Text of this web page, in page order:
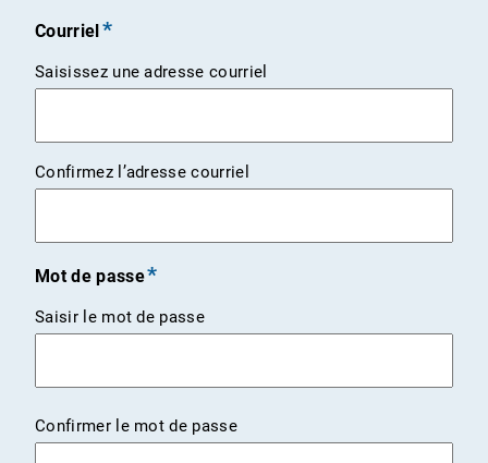
Courriel
Saisissez une adresse courriel
Confirmez l’adresse courriel
Mot de passe
Saisir le mot de passe
Confirmer le mot de passe